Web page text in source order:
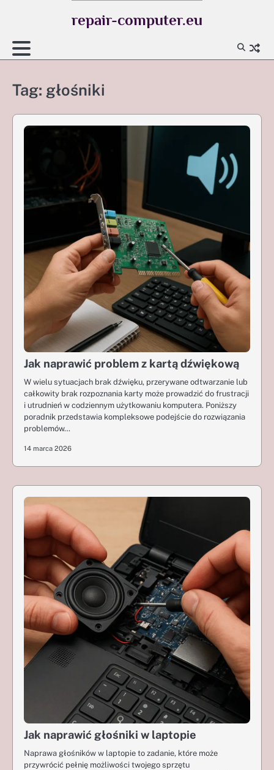
repair-computer.eu
Tag: głośniki
Jak naprawić problem z kartą dźwiękową
W wielu sytuacjach brak dźwięku, przerywane odtwarzanie lub
całkowity brak rozpoznania karty może prowadzić do frustracji
i utrudnień w codziennym użytkowaniu komputera. Poniższy
poradnik przedstawia kompleksowe podejście do rozwiązania
problemów…
14 marca 2026
Jak naprawić głośniki w laptopie
Naprawa głośników w laptopie to zadanie, które może
przywrócić pełnię możliwości twojego sprzętu